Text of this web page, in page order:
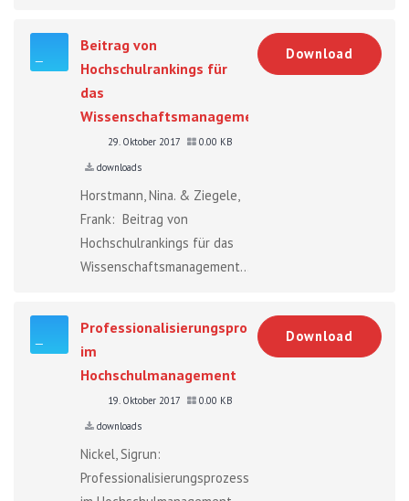
Beitrag von
Hochschulrankings für
das
Wissenschaftsmanagement
29. Oktober 2017
0.00 KB
downloads
Horstmann, Nina. & Ziegele,
Frank: Beitrag von
Hochschulrankings für das
Wissenschaftsmanagement....
Download
Professionalisierungsprozesse
im
Hochschulmanagement
19. Oktober 2017
0.00 KB
downloads
Nickel, Sigrun:
Professionalisierungsprozesse
Download